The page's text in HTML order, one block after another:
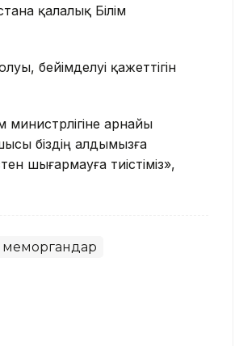
қалалық Білім
бейімделуі қажеттігін
арнайы
біздің алдымызға
шығармауға тиістіміз»,
меморгандар